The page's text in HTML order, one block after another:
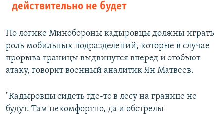
действительно не будет
По логике Минобороны кадыровцы должны играть
роль мобильных подразделений, которые в случае
прорыва границы выдвинутся вперед и отобьют
атаку, говорит военный аналитик Ян Матвеев.
"Кадыровцы сидеть где-то в лесу на границе не
будут. Там некомфортно, да и обстрелы